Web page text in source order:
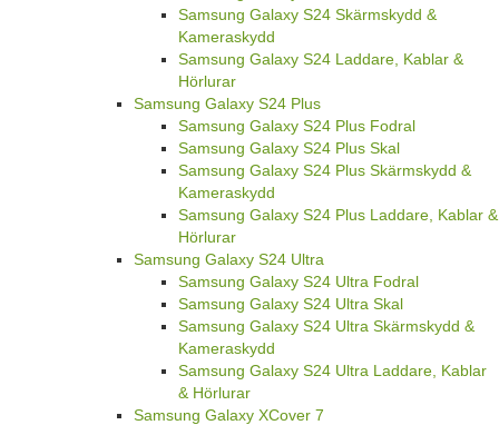
Samsung Galaxy S24 Skärmskydd &
Kameraskydd
Samsung Galaxy S24 Laddare, Kablar &
Hörlurar
Samsung Galaxy S24 Plus
Samsung Galaxy S24 Plus Fodral
Samsung Galaxy S24 Plus Skal
Samsung Galaxy S24 Plus Skärmskydd &
Kameraskydd
Samsung Galaxy S24 Plus Laddare, Kablar &
Hörlurar
Samsung Galaxy S24 Ultra
Samsung Galaxy S24 Ultra Fodral
Samsung Galaxy S24 Ultra Skal
Samsung Galaxy S24 Ultra Skärmskydd &
Kameraskydd
Samsung Galaxy S24 Ultra Laddare, Kablar
& Hörlurar
Samsung Galaxy XCover 7